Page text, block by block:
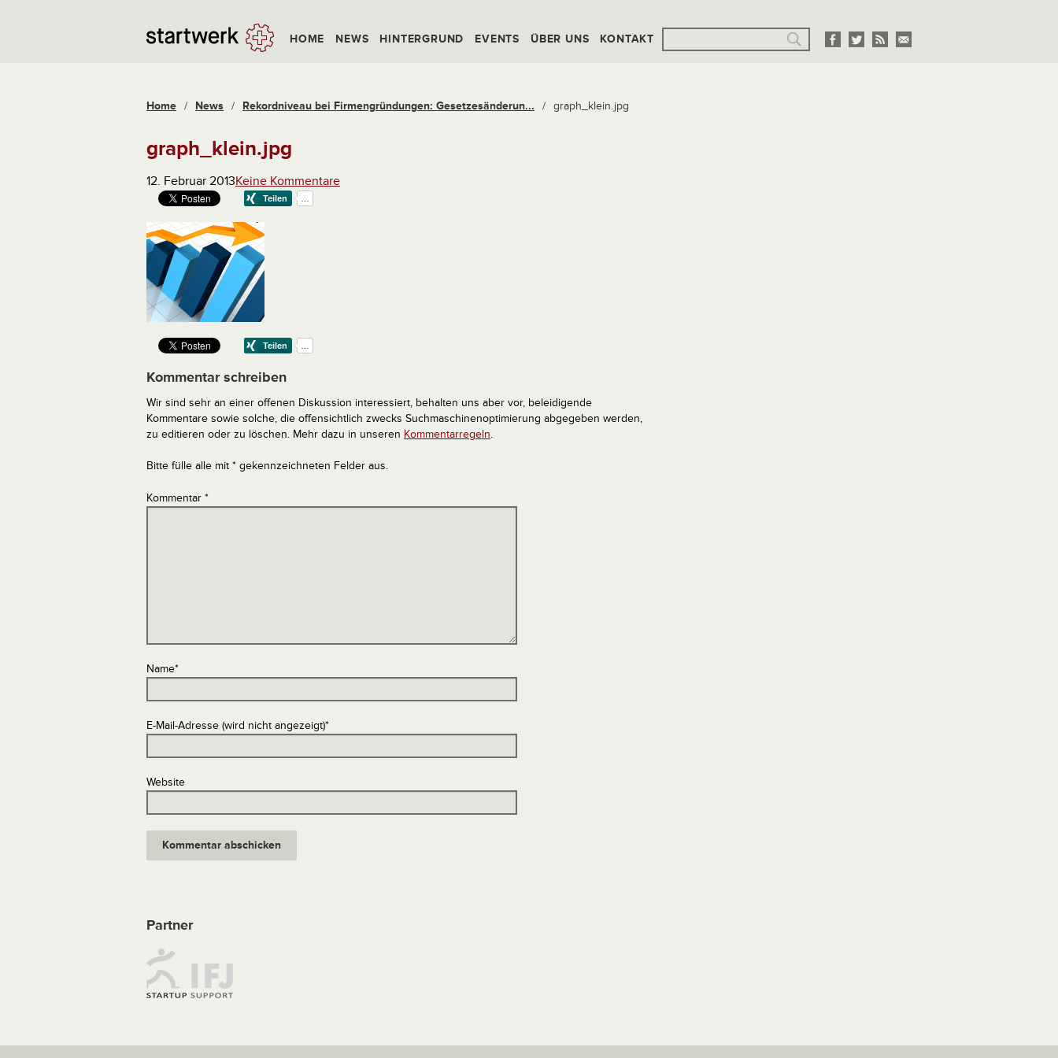
HOME NEWS HINTERGRUND EVENTS ÜBER UNS KONTAKT
Home / News / Rekordniveau bei Firmengründungen: Gesetzesänderun... / graph_klein.jpg
graph_klein.jpg
12. Februar 2013Keine Kommentare
Kommentar schreiben
Wir sind sehr an einer offenen Diskussion interessiert, behalten uns aber vor, beleidigende
Kommentare sowie solche, die offensichtlich zwecks Suchmaschinenoptimierung abgegeben werden,
zu editieren oder zu löschen. Mehr dazu in unseren Kommentarregeln.
Bitte fülle alle mit * gekennzeichneten Felder aus.
Kommentar *
Name*
E-Mail-Adresse (wird nicht angezeigt)*
Website
Partner